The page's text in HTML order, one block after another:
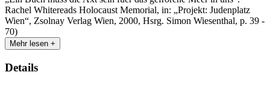
Rachel Whitereads Holocaust Memorial, in: „Projekt: Judenplatz
Wien“, Zsolnay Verlag Wien, 2000, Hsrg. Simon Wiesenthal, p. 39 -
70)
Mehr lesen +
Details